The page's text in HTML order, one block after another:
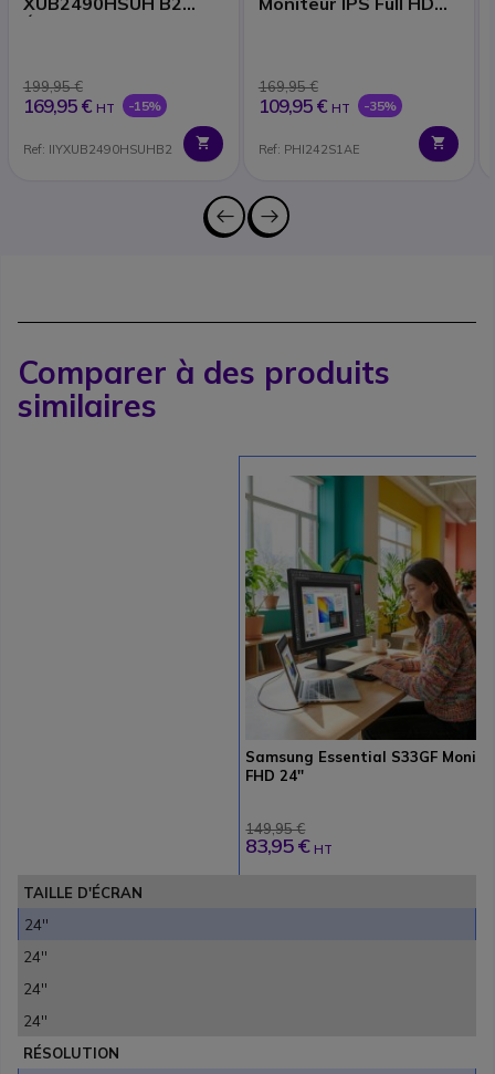
199,95 €
169,95 € HT -15%
Ref: IIYXUB2490HSUHB2
169,95 €
109,95 € HT -35%
Ref: PHI242S1AE
Comparer à des produits
similaires
Samsung Essential S33GF
FHD 24''
149,95 €
83,95 € HT
TAILLE D'ÉCRAN
24''
24''
24''
24''
RÉSOLUTION